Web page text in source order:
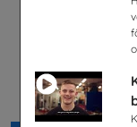
En match för
Tobiasregistret